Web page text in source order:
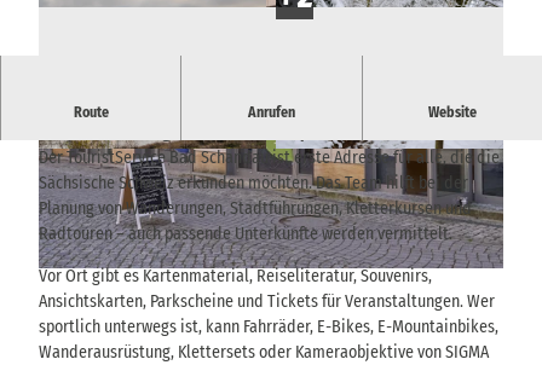
© viawww.saechsische-schweiz.de , Yvonne Brückner |CC-BY-SA
© THIEL Public Relations, Sebastian Thiel |
CC-BY-SA
© viawww.saechsische-schweiz.de , Simon Mich
CC-BY-SA
Route Anrufen Website
Zentrale Anlaufstelle Informationen, Buchungen und
Der TouristService Bad Schandau ist erste Adresse für alle, die die
Sächsische Schweiz erkunden möchten. Das Team hilft bei der
Planung von Wanderungen, Stadtführungen, Kletterkursen und
Radtouren – auch passende Unterkünfte werden vermittelt.
Vor Ort gibt es Kartenmaterial, Reiseliteratur, Souvenirs,
Ansichtskarten, Parkscheine und Tickets für Veranstaltungen. Wer
sportlich unterwegs ist, kann Fahrräder, E-Bikes, E-Mountainbikes,
Wanderausrüstung, Klettersets oder Kameraobjektive von SIGMA